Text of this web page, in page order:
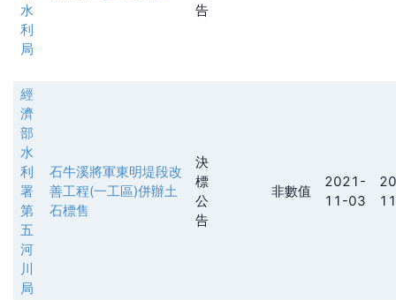
水
利
局
告
經
濟
部
水
利
署
第
五
河
川
局
石牛溪將軍東明堤段改
善工程(一工區)併辦土
石標售
決
標
公
告
非數值
2021-
11-03